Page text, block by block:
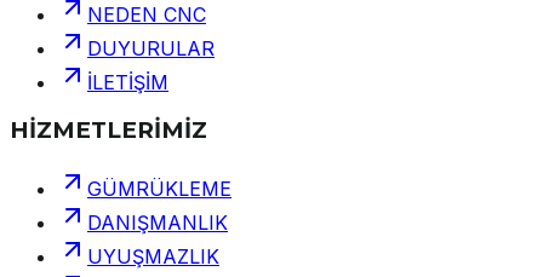
NEDEN CNC
DUYURULAR
İLETİŞİM
HİZMETLERİMİZ
GÜMRÜKLEME
DANIŞMANLIK
UYUŞMAZLIK